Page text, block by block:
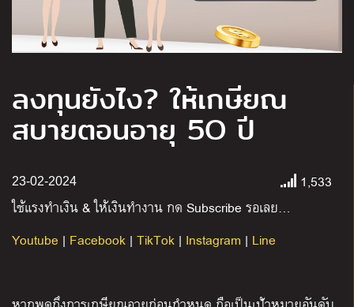
ลงทุนยังไง? ให้เกษียณ
สบายตอนอายุ 5O ปี
23-02-2024
1,533
ใช้แรงทำเงิน&ให้เงินทำงาน กด Subscribe รอเลย…
Youtube | Facebook | TikTok | Instagram | Line